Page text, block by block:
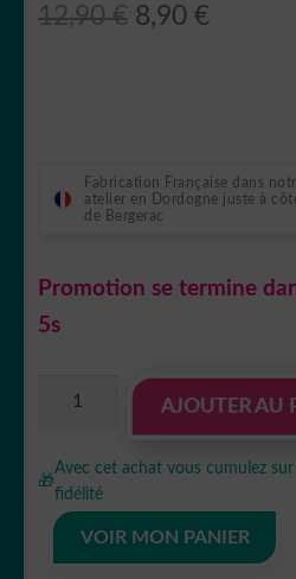
12,90€ Le
12,90 €.
8,90 €Le
8,90 €.
Fabrication Française dans
atelier en Dordogne juste à
de Bergerac
Promotion se termine
4s
Autocollant
barbier
imprime
AJOUTER AU
🎁
Avec cet achat vous cumulez
fidélité
VOIR MON PANIER